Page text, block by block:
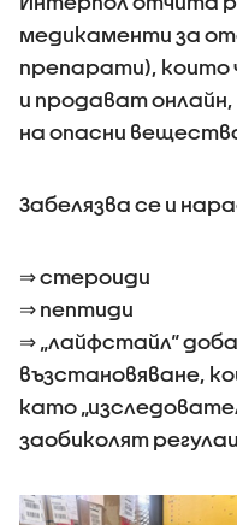
медикаменти за
препарати),
и продават
на опасни
Забелязва се и
⇒ стероиди
⇒ пептиди
⇒ „лайфстайл“
възстановяване,
като
заобиколят